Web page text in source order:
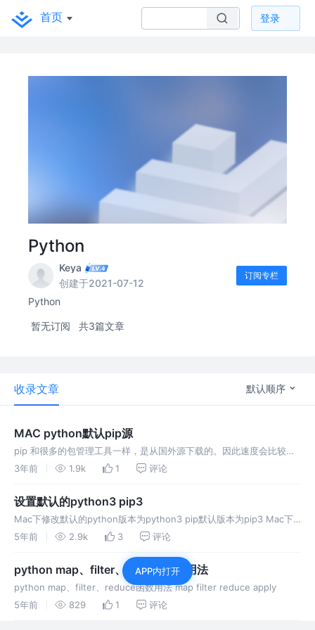
首页 登录
Python
Keya
创建于2021-07-12
订阅专栏
Python
暂无订阅 共3篇文章
收录文章 默认顺序
MAC python默认pip源
pip 和很多的包管理工具一样，是从国外源下载的。因此速度会比较
慢，甚至会安装不了 临时修改 安装的时候 将 pip 修改为 pip 国内源即
3年前 1.9k 1 评论
设置默认的python3 pip3
Mac下修改默认的python版本为python3 pip默认版本为pip3 Mac下
修改默认的python版本为python3 pip默认版本为pip3
5年前 2.9k 3 评论
python map、filter、reduce函数用法
python map、filter、reduce函数用法 map filter reduce apply
5年前
829 1 评论
APP内打开